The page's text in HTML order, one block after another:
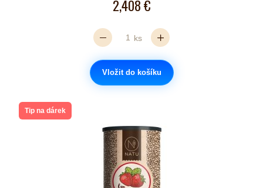
2,408 €
ks
Vložit do košíku
Tip na dárek